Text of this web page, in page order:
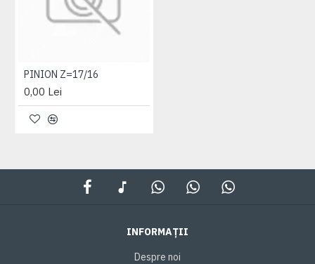
PINION Z=17/16
0,00 Lei
INFORMAȚII
Despre noi